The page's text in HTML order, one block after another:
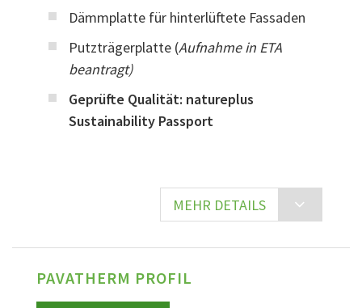
Dämmplatte für hinterlüftete Fassaden
Putzträgerplatte (Aufnahme in ETA
beantragt)
Geprüfte Qualität: natureplus
Sustainability Passport
MEHR DETAILS
PAVATHERM PROFIL